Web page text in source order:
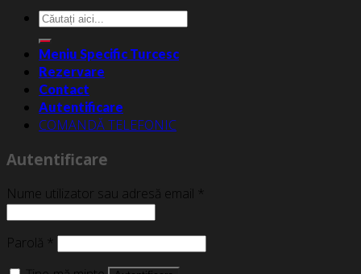
Caută
după:
Meniu Specific Turcesc
Rezervare
Contact
Autentificare
COMANDĂ TELEFONIC
Autentificare
Nume utilizator sau adresă email *
Parolă *